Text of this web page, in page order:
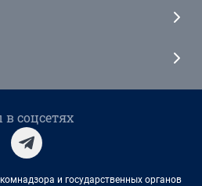
соцсетях
и государственных органов